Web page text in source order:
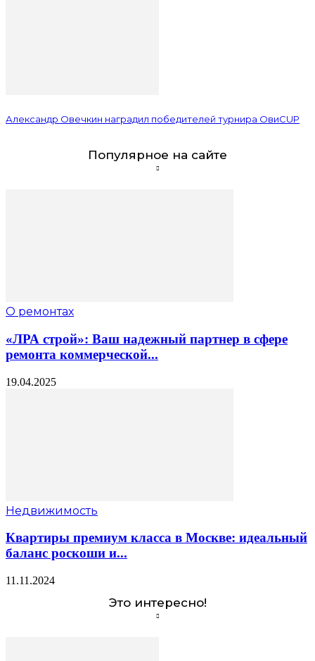
Александр Овечкин наградил победителей турнира ОвиCUP
Популярное на сайте
О ремонтах
«ЛРА строй»: Ваш надежный партнер в сфере
ремонта коммерческой...
19.04.2025
Недвижимость
Квартиры премиум класса в Москве: идеальный
баланс роскоши и...
11.11.2024
Это интересно!